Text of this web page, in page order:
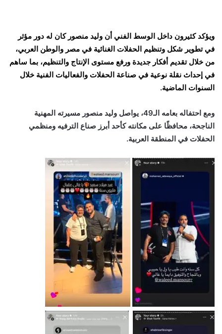
ويؤكد كثيرون داخل الوسط الفني أن وليد منصور كان له دور مؤثر
في تطوير شكل وتنظيم الحفلات الغنائية في مصر والوطن العربي،
من خلال تقديم أفكار جديدة ورفع مستوى الإنتاج والتنظيم، بما ساهم
في إحداث نقلة نوعية في صناعة الحفلات والفعاليات الفنية خلال
السنوات الماضية.
ومع احتفاله بعامه الـ49، يواصل وليد منصور مسيرته المهنية
الناجحة، محافظًا على مكانته كأحد أبرز صناع الترفيه ومنظمي
الحفلات في المنطقة العربية.